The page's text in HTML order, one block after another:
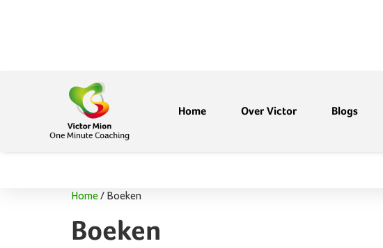
Home Over Victor Blogs
Home/ Boeken
Boeken